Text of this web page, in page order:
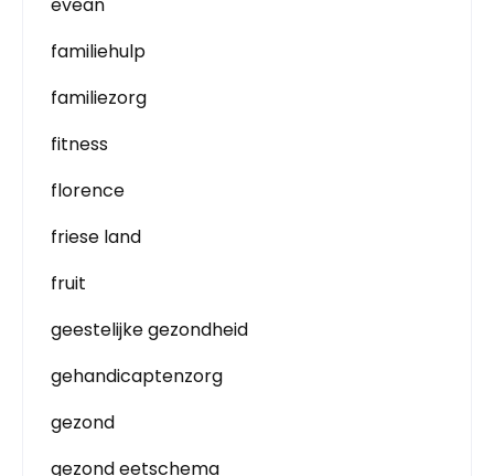
familiehulp
familiezorg
fitness
florence
friese land
fruit
geestelijke gezondheid
gehandicaptenzorg
gezond
gezond eetschema